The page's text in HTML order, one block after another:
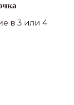
в 3 или 4